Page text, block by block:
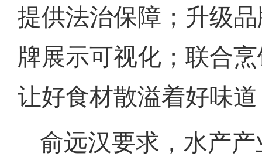
提供法治保障；升级
牌展示可视化；联合
让好食材散溢着好味
俞远汉要求，水产